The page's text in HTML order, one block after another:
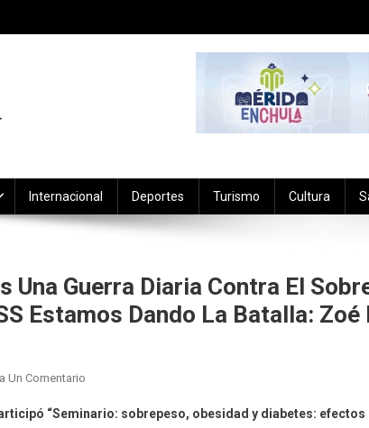
Internacional Deportes Turismo Cultura
Una Guerra Diaria Contra El
Estamos Dando La Batalla: Zoé
Un Comentario
México
“Seminario: sobrepeso, obesidad y diabetes: